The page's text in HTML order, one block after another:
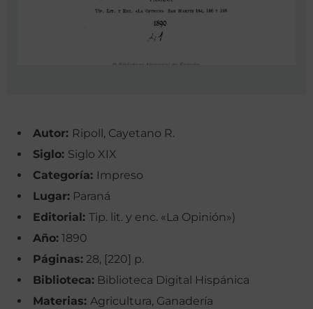
Autor: Ripoll, Cayetano R.
Siglo: Siglo XIX
Categoría: Impreso
Lugar: Paraná
Editorial: Tip. lit. y enc. «La Opinión»)
Año: 1890
Páginas: 28, [220] p.
Biblioteca: Biblioteca Digital Hispánica
Materias: Agricultura, Ganadería